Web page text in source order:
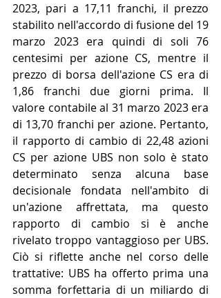
2023, pari a 17,11 franchi, il prezzo
stabilito nell'accordo di fusione del 19
marzo 2023 era quindi di soli 76
centesimi per azione CS, mentre il
prezzo di borsa dell'azione CS era di
1,86 franchi due giorni prima. Il
valore contabile al 31 marzo 2023 era
di 13,70 franchi per azione. Pertanto,
il rapporto di cambio di 22,48 azioni
CS per azione UBS non solo è stato
determinato senza alcuna base
decisionale fondata nell'ambito di
un'azione affrettata, ma questo
rapporto di cambio si è anche
rivelato troppo vantaggioso per UBS.
Ciò si riflette anche nel corso delle
trattative: UBS ha offerto prima una
somma forfettaria di un miliardo di